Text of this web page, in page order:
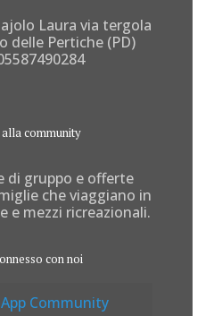
Laura via tergola
delle Pertiche (PD)
alla community
di gruppo e offerte
che viaggiano in
e mezzi ricreazionali.
con noi
Community